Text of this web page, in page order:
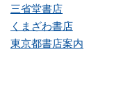
三省堂書店
くまざわ書店
東京都書店案内